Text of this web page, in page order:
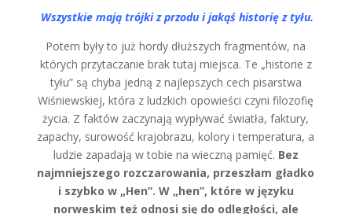
Wszystkie mają trójki z przodu i jakąś historię z tyłu.
Potem były to już hordy dłuższych fragmentów, na
których przytaczanie brak tutaj miejsca. Te „historie z
tyłu” są chyba jedną z najlepszych cech pisarstwa
Wiśniewskiej, która z ludzkich opowieści czyni filozofię
życia. Z faktów zaczynają wypływać światła, faktury,
zapachy, surowość krajobrazu, kolory i temperatura, a
ludzie zapadają w tobie na wieczną pamięć. Bez
najmniejszego rozczarowania, przeszłam gładko
i szybko w „Hen”. W „hen”, które w języku
norweskim też odnosi się do odległości, ale